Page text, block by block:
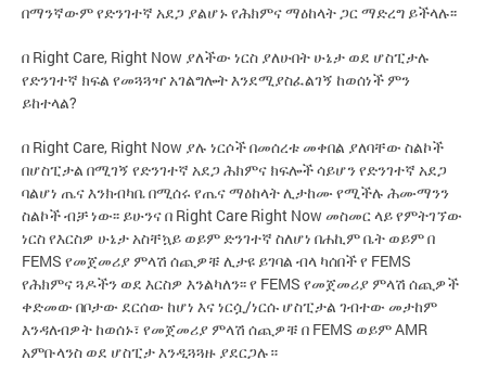
በማንኛውም የድንገተኛ አደጋ ያልሆኑ የሕክምና ማዕከላት ጋር ማድረግ ይችላሉ፡፡
በ Right Care, Right Now ያለችው ነርስ ያለሁበት ሁኔታ ወደ ሆስፒታሉ
የድንገተኛ ክፍል የመጓጓዣ አገልግሎት እንደሚያስፈልገኝ ከወሰነች ምን
ይከተላል?
በ Right Care, Right Now ያሉ ነርሶች በመሰረቱ መቀበል ያለባቸው ስልኮች
በሆስፒታል በሚገኝ የድንገተኛ አደጋ ሕክምና ክፍሎች ሳይሆን የድንገተኛ አደጋ
ባልሆነ ጤና እንክብካቤ በሚሰሩ የጤና ማዕከላት ሊታከሙ የሚችሉ ሕሙማንን
ስልኮች ብቻ ነው፡፡ ይሁንና በ Right Care Right Now መስመር ላይ የምትገኘው
ነርስ የእርስዎ ሁኔታ አስቸኳይ ወይም ድንገተኛ ስለሆነ በሐኪም ቤት ወይም በ
FEMS የመጀመሪያ ምላሽ ሰጪዎቹ ሊታዩ ይገባል ብላ ካሰበች የ FEMS
የሕክምና ጓዶችን ወደ እርስዎ እንልካለን፡፡ የ FEMS የመጀመሪያ ምላሽ ሰጪዎች
ቀድመው በቦታው ደርሰው ከሆነ እና ነርሷ/ነርሱ ሆስፒታል ገብተው መታከም
እንዳለብዎት ከወሰኑ፣ የመጀመሪያ ምላሽ ሰጪዎቹ በ FEMS ወይም AMR
አምቡላንስ ወደ ሆስፒታ እንዲጓጓዙ ያደርጋሉ።